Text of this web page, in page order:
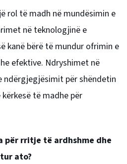
rol të madh në mundësimin e
në teknologjinë e
kanë bërë të mundur ofrimin e
efektive. Ndryshimet në
ndërgjegjësimit për shëndetin
të madhe për
për rritje të ardhshme dhe
ato?